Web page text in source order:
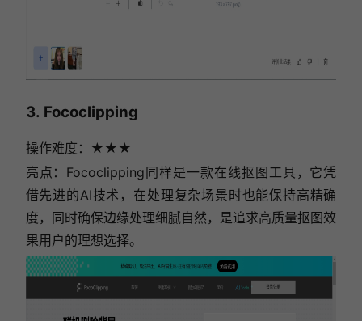
3. Fococlipping
操作难度：★★ ★
亮点：Fococlipping同样是一款在线抠图工具，它凭
借先进的AI技术，在处理复杂场景时也能保持高精确
度，同时确保边缘处理细腻自然，是追求高质量抠图效
果用户的理想选择。